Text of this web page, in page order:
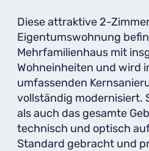
Diese attraktive 2-
Eigentumswohnung
Mehrfamilienhaus mit
Wohneinheiten und wird
umfassenden
vollständig modernisiert.
als auch das gesamte
technisch und optisch
Standard gebracht und